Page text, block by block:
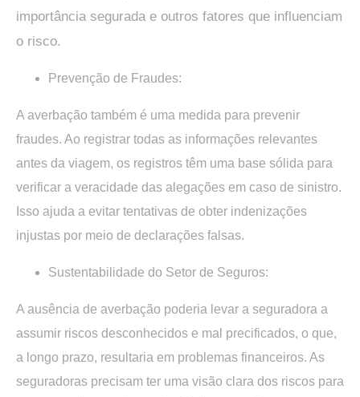
importância segurada e outros fatores que influenciam
o risco.
Prevenção de Fraudes:
A averbação também é uma medida para prevenir
fraudes. Ao registrar todas as informações relevantes
antes da viagem, os registros têm uma base sólida para
verificar a veracidade das alegações em caso de sinistro.
Isso ajuda a evitar tentativas de obter indenizações
injustas por meio de declarações falsas.
Sustentabilidade do Setor de Seguros:
A ausência de averbação poderia levar a seguradora a
assumir riscos desconhecidos e mal precificados, o que,
a longo prazo, resultaria em problemas financeiros. As
seguradoras precisam ter uma visão clara dos riscos para